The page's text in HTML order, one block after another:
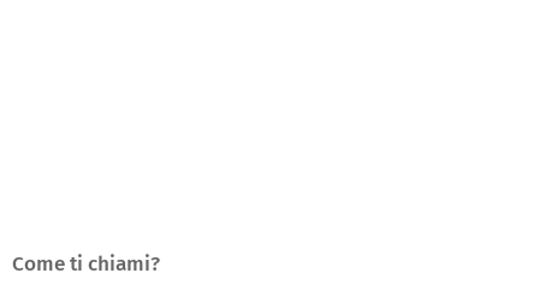
Come ti chiami?